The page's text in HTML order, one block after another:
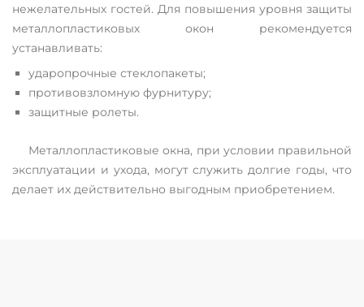
нежелательных гостей. Для повышения уровня защиты
металлопластиковых окон рекомендуется
устанавливать:
ударопрочные стеклопакеты;
противовзломную фурнитуру;
защитные ролеты.
Металлопластиковые окна, при условии правильной
эксплуатации и ухода, могут служить долгие годы, что
делает их действительно выгодным приобретением.